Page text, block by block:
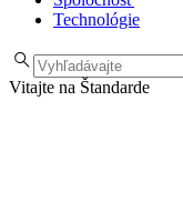
Technológie
Vitajte na Štandarde